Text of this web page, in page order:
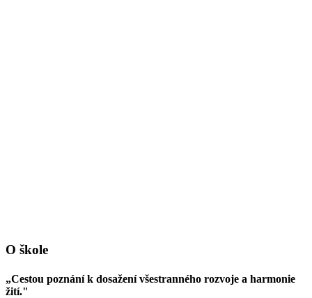
O škole
„Cestou poznání k dosažení všestranného rozvoje a harmonie
žití."